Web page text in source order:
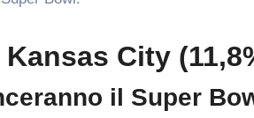
City
il Super